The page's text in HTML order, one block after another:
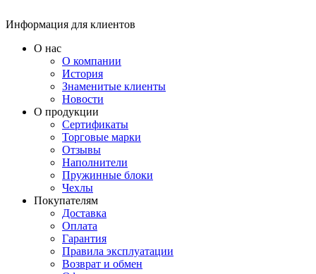
Информация для клиентов
О нас
О компании
История
Знаменитые клиенты
Новости
О продукции
Сертификаты
Торговые марки
Отзывы
Наполнители
Пружинные блоки
Чехлы
Покупателям
Доставка
Оплата
Гарантия
Правила эксплуатации
Возврат и обмен